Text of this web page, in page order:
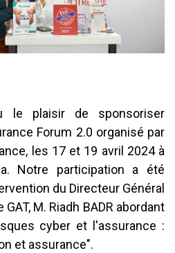
le plaisir de sponsoriser
Forum 2.0 organisé par
les 17 et 19 avril 2024 à
Notre participation a été
du Directeur Général
M. Riadh BADR abordant
cyber et l'assurance :
et assurance".